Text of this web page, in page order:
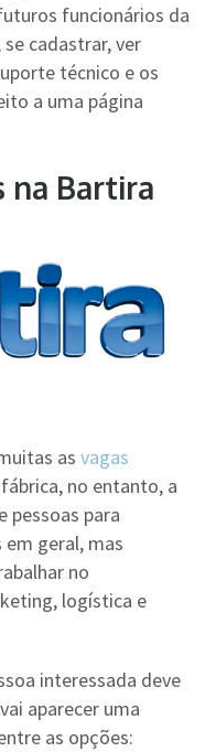
funcionários da
cadastrar, ver
técnico e os
a uma página
na Bartira
as vagas
no entanto, a
pessoas para
geral, mas
no
logística e
interessada deve
aparecer uma
as opções: